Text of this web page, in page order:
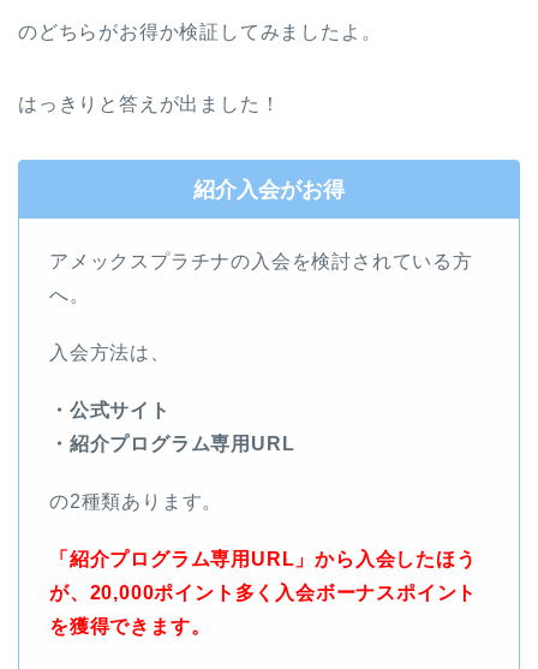
のどちらがお得か検証してみましたよ。
はっきりと答えが出ました！
紹介入会がお得
アメックスプラチナの入会を検討されている方
へ。
入会方法は、
・公式サイト
・紹介プログラム専用URL
の2種類あります。
「紹介プログラム専用URL」から入会したほう
が、20,000ポイント多く入会ボーナスポイント
を獲得できます。